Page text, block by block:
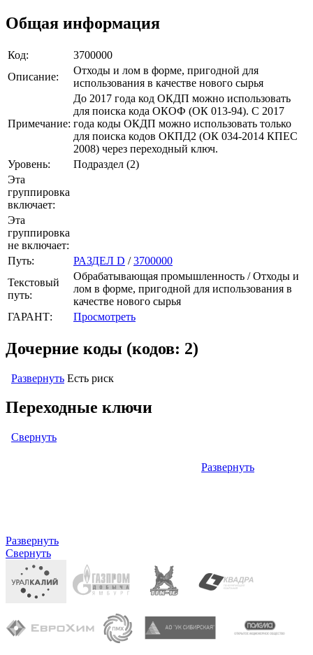
Общая информация
Код:
3700000
Описание:
Отходы и лом в форме, пригодной для
использования в качестве нового сырья
Примечание:
До 2017 года код ОКДП можно использовать
для поиска кода ОКОФ (ОК 013-94). C 2017
года коды ОКДП можно использовать только
для поиска кодов ОКПД2 (ОК 034-2014 КПЕС
2008) через переходный ключ.
Уровень:
Подраздел (2)
Эта
группировка
включает:
Эта
группировка
не включает:
Путь:
РАЗДЕЛ D /3700000
Текстовый
путь:
Обрабатывающая промышленность / Отходы и
лом в форме, пригодной для использования в
качестве нового сырья
ГАРАНТ:
Просмотреть
Дочерние коды (кодов: 2)
Развернуть Есть риск
Переходные ключи
Свернуть
Развернуть
Развернуть
Свернуть